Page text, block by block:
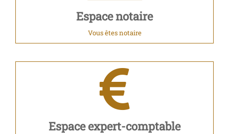
Espace notaire
Vous êtes notaire
Espace expert-comptable